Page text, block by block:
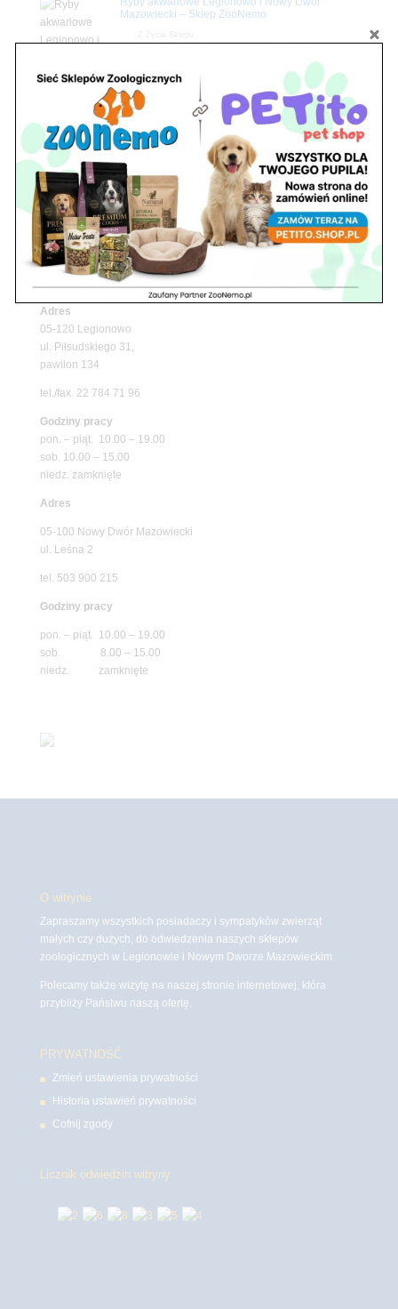
Mazowiecki – Sklep ZooNemo
Z Życia Sklepu
Stwórz podwodne arcydzieło: Najpiękniejsze
rośliny akwariowe w ZooNemo – Legionowo i
Nowy Dwór Mazowiecki
Upały wracają! Zadbaj o komfort swojego pupila
z matami chłodzącymi ZooNemo
Z Życia Sklepu
Petito Pet Shop – Internetowy Sklep Zoologiczny
Online! Wszystko Dla Twojego Pupila | ZooNemo
Znajdź nas
Adres
05-120 Legionowo
ul. Piłsudskiego 31,
pawilon 134
tel./fax. 22 784 71 96
Godziny pracy
pon. – piąt. 10.00 – 19.00
sob. 10.00 – 15.00
niedz. zamknięte
Adres
05-100 Nowy Dwór Mazowiecki
ul. Leśna 2
tel. 503 900 215
Godziny pracy
pon. – piąt. 10.00 – 19.00
sob. 8.00 – 15.00
niedz. zamknięte
O witrynie
Zapraszamy wszystkich posiadaczy i sympatyków zwierząt
małych czy dużych, do odwiedzenia naszych sklepów
zoologicznych w Legionowie i Nowym Dworze Mazowieckim
Polecamy także wizytę na naszej stronie internetowej, która
przybliży Państwu naszą ofertę.
PRYWATNOŚĆ
Zmień ustawienia prywatności
Historia ustawień prywatności
Cofnij zgody
Licznik odwiedzin witryny